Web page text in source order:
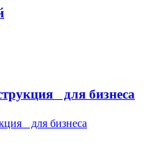
для бизнеса